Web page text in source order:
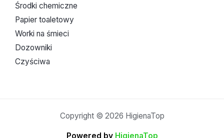
Środki chemiczne
Papier toaletowy
Worki na śmieci
Dozowniki
Czyściwa
Copyright © 2026 HigienaTop
Powered byHigienaTop